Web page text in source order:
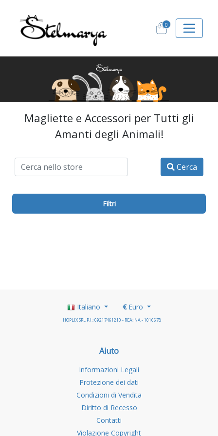
0
Magliette e Accessori per Tutti gli
Amanti degli Animali!
Cerca
Filtri
Italiano €Euro
HOPLIX SRL P.I.: 09217461210 - REA: NA - 1016678
Aiuto
Informazioni Legali
Protezione dei dati
Condizioni di Vendita
Diritto di Recesso
Contatti
Violazione Copyright